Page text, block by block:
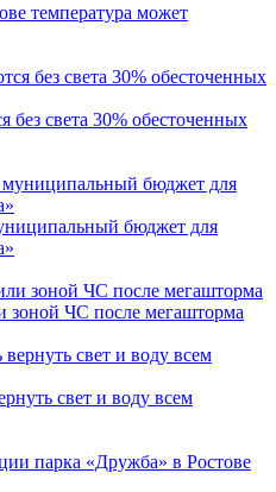
температура может
без света 30% обесточенных
бюджет для
зоной ЧС после мегашторма
свет и воду всем